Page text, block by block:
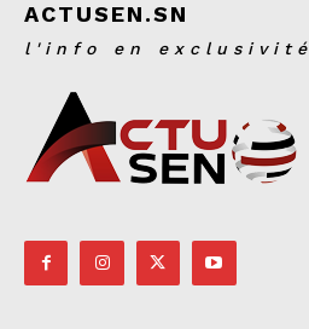
ACTUSEN.SN
l'info en exclusivité